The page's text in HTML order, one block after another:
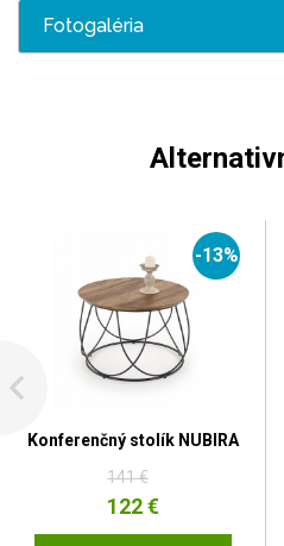
Fotogaléria
-13%
Konferenčný stolík NUBIRA
141 €
122 €